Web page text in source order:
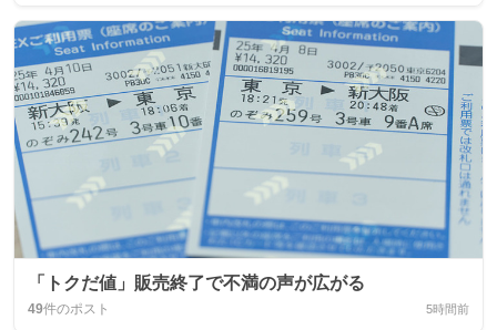
「トクだ値」販売終了で不満の声が広がる
49件のポスト 5時間前